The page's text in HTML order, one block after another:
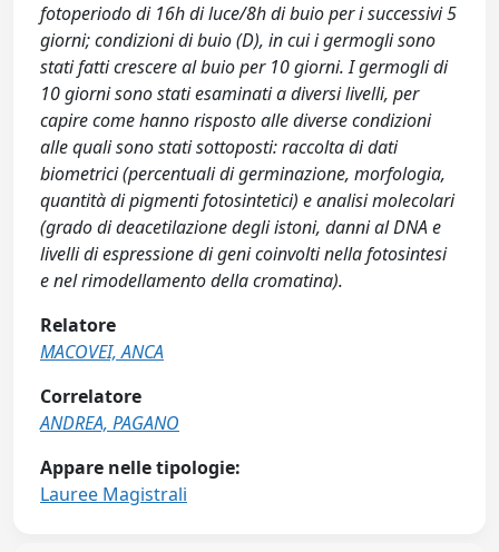
fotoperiodo di 16h di luce/8h di buio per i successivi 5
giorni; condizioni di buio (D), in cui i germogli sono
stati fatti crescere al buio per 10 giorni. I germogli di
10 giorni sono stati esaminati a diversi livelli, per
capire come hanno risposto alle diverse condizioni
alle quali sono stati sottoposti: raccolta di dati
biometrici (percentuali di germinazione, morfologia,
quantità di pigmenti fotosintetici) e analisi molecolari
(grado di deacetilazione degli istoni, danni al DNA e
livelli di espressione di geni coinvolti nella fotosintesi
e nel rimodellamento della cromatina).
Relatore
MACOVEI, ANCA
Correlatore
ANDREA, PAGANO
Appare nelle tipologie:
Lauree Magistrali